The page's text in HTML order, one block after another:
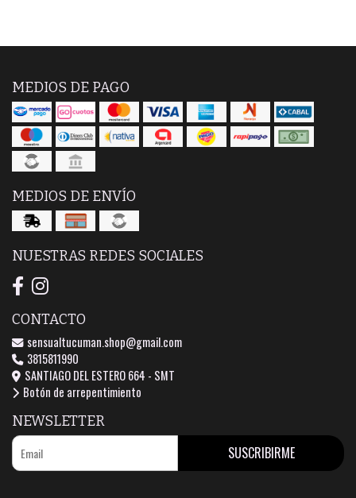
MEDIOS DE PAGO
MEDIOS DE ENVÍO
NUESTRAS REDES SOCIALES
CONTACTO
sensualtucuman.shop@gmail.com
3815811990
SANTIAGO DEL ESTERO 664 - SMT
Botón de arrepentimiento
NEWSLETTER
SUSCRIBIRME